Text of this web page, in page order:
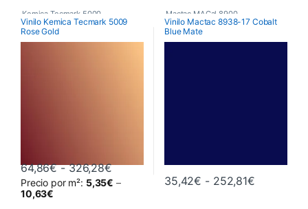
Kemica Tecmark 5000
Poliméricos
Vinilo Kemica Tecmark 5009
Rose Gold
64,86€ - 326,28€Rango de precios: desde 64,86€
Precio por m²: 5,35€ –
10,63€
Este producto tiene múltiples variantes. Las opciones se
Mactac MACal 8900
Monoméricos
Vinilo Mactac 8938-17 Cobalt
Blue Mate
35,42€ - 252,81€Rango de
Este producto tiene múltiples